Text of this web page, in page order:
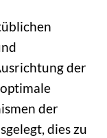
der
der
dies zu